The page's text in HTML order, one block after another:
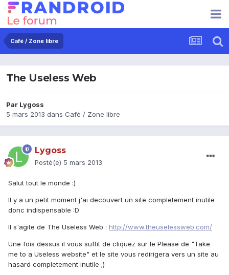
Café / Zone libre
The Useless Web
Par Lygoss
5 mars 2013 dans Café / Zone libre
Lygoss
Posté(e) 5 mars 2013
Salut tout le monde :)
Il y a un petit moment j'ai decouvert un site completement inutile
donc indispensable :D
Il s'agite de The Useless Web : http://www.theuselessweb.com/
Une fois dessus il vous suffit de cliquez sur le Please de "Take
me to a Useless website" et le site vous redirigera vers un site au
hasard completement inutile ;)